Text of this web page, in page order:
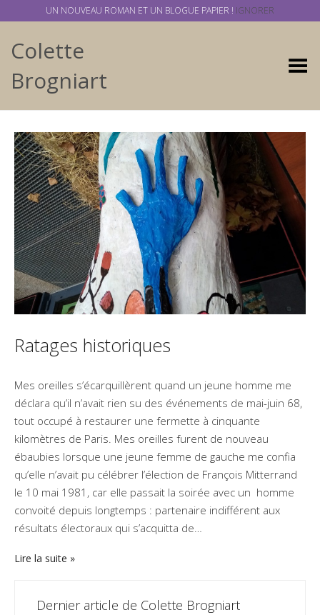
Colette
Brogniart
Basculer
Ratages historiques
Mes oreilles s’écarquillèrent quand un jeune homme me
déclara qu’il n’avait rien su des événements de mai-juin 68,
tout occupé à restaurer une fermette à cinquante
kilomètres de Paris. Mes oreilles furent de nouveau
ébaubies lorsque une jeune femme de gauche me confia
qu’elle n’avait pu célébrer l’élection de François Mitterrand
le 10 mai 1981, car elle passait la soirée avec un homme
convoité depuis longtemps : partenaire indifférent aux
résultats électoraux qui s’acquitta de…
Lire la suite
Dernier article de Colette Brogniart
UN NOUVEAU ROMAN ET UN BLOGUE PAPIER ! IGNORER